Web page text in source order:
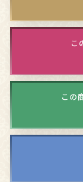
こ
この